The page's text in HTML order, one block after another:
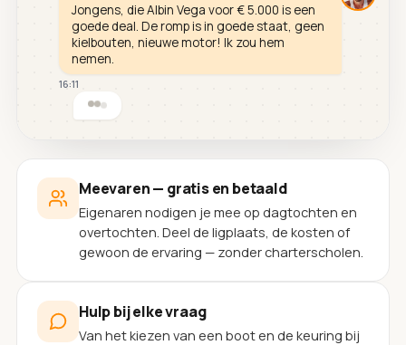
Jongens, die Albin Vega voor € 5.000 is een
goede deal. De romp is in goede staat, geen
kielbouten, nieuwe motor! Ik zou hem
nemen.
16:11
Meevaren — gratis en betaald
Eigenaren nodigen je mee op dagtochten en
overtochten. Deel de ligplaats, de kosten of
gewoon de ervaring — zonder charterscholen.
Hulp bij elke vraag
Van het kiezen van een boot en de keuring bij